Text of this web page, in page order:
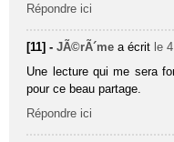
Répondre ici
[11] -JÃ©rÃ´me a écrit le
Une lecture qui me sera
pour ce beau partage.
Répondre ici